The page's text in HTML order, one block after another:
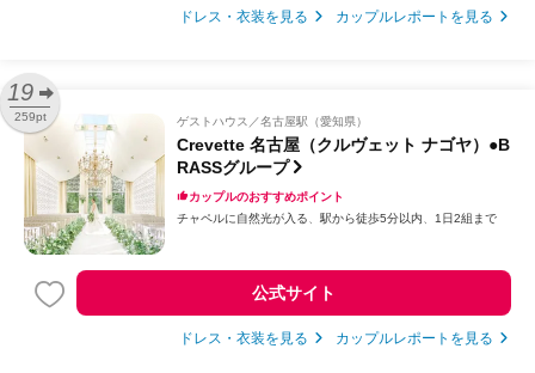
ドレス・衣装を見る カップルレポートを見る
19
259pt ゲストハウス 名古屋駅（愛知県）
Crevette 名古屋（クルヴェット ナゴヤ）●B
RASSグループ
カップルのおすすめポイント
チャペルに自然光が入る
駅から徒歩5分以内 1日2組まで
公式サイト
ドレス・衣装を見る カップルレポートを見る